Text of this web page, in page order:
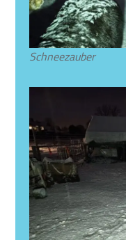
Schneezauber